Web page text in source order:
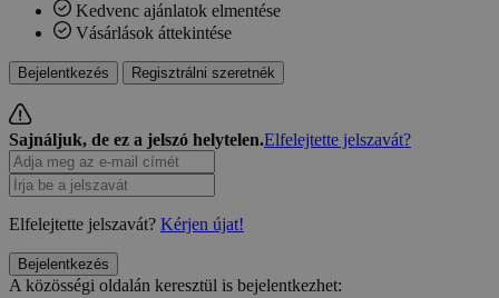
Kedvenc ajánlatok elmentése
Vásárlások áttekintése
Bejelentkezés Regisztrálni szeretnék
Sajnáljuk, de ez a jelszó helytelen.Elfelejtette jelszavát?
Elfelejtette jelszavát? Kérjen újat!
Bejelentkezés
A közösségi oldalán keresztül is bejelentkezhet: